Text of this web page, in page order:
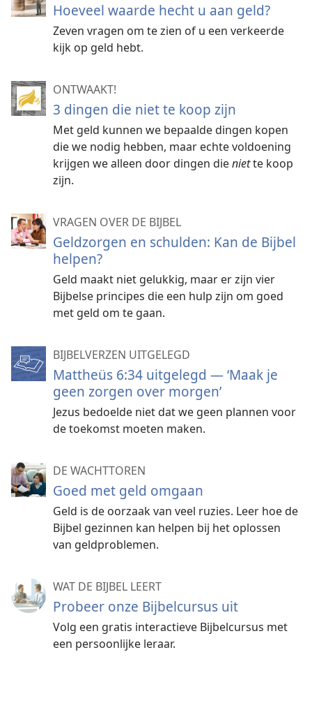
Hoeveel waarde hecht u aan geld?
Zeven vragen om te zien of u een verkeerde
kijk op geld hebt.
ONTWAAKT!
3 dingen die niet te koop zijn
Met geld kunnen we bepaalde dingen kopen
die we nodig hebben, maar echte voldoening
krijgen we alleen door dingen dieniette koop
zijn.
VRAGEN OVER DE BIJBEL
Geldzorgen en schulden: Kan de Bijbel
helpen?
Geld maakt niet gelukkig, maar er zijn vier
Bijbelse principes die een hulp zijn om goed
met geld om te gaan.
BIJBELVERZEN UITGELEGD
Mattheüs 6:34 uitgelegd — ‘Maak je
geen zorgen over morgen’
Jezus bedoelde niet dat we geen plannen voor
de toekomst moeten maken.
DE WACHTTOREN
Goed met geld omgaan
Geld is de oorzaak van veel ruzies. Leer hoe de
Bijbel gezinnen kan helpen bij het oplossen
van geldproblemen.
WAT DE BIJBEL LEERT
Probeer onze Bijbelcursus uit
Volg een gratis interactieve Bijbelcursus met
een persoonlijke leraar.